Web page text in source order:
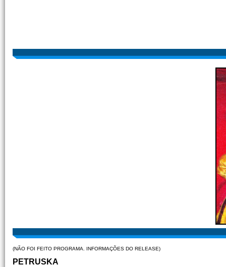
(NÃO FOI FEITO PROGRAMA. INFORMAÇÕES DO RELEASE)
PETRUSKA